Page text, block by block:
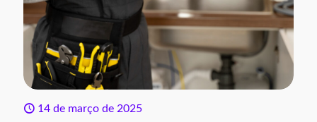
14 de março de 2025